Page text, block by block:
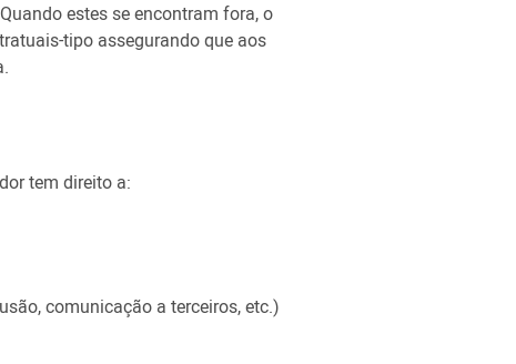
estes se encontram fora, o
tipo assegurando que aos
tem direito a:
comunicação a terceiros, etc.)